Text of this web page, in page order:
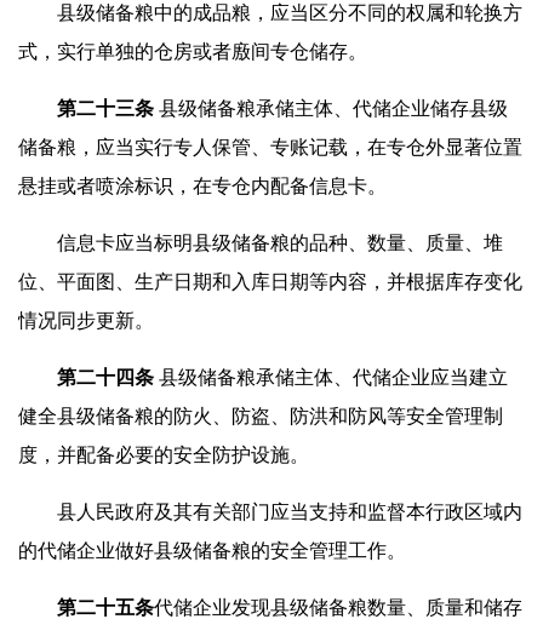
县级储备粮中的成品粮，应当区分不同的权属和轮换方
式，实行单独的仓房或者廒间专仓储存。
第二十三条 县级储备粮承储主体、代储企业储存县级
储备粮，应当实行专人保管、专账记载，在专仓外显著位置
悬挂或者喷涂标识，在专仓内配备信息卡。
信息卡应当标明县级储备粮的品种、数量、质量、堆
位、平面图、生产日期和入库日期等内容，并根据库存变化
情况同步更新。
第二十四条 县级储备粮承储主体、代储企业应当建立
健全县级储备粮的防火、防盗、防洪和防风等安全管理制
度，并配备必要的安全防护设施。
县人民政府及其有关部门应当支持和监督本行政区域内
的代储企业做好县级储备粮的安全管理工作。
第二十五条代储企业发现县级储备粮数量、质量和储存